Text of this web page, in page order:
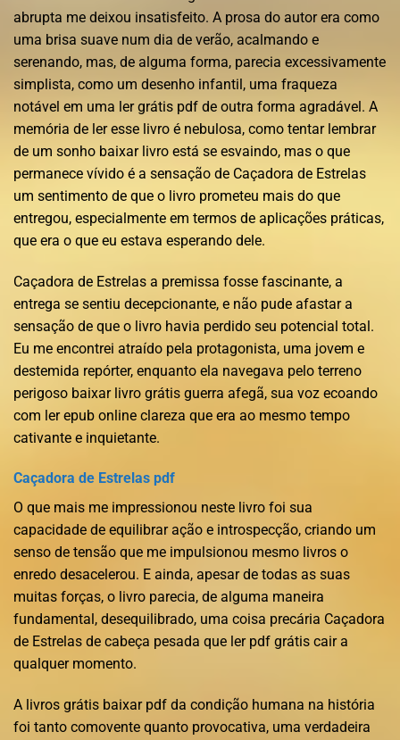
abrupta me deixou insatisfeito. A prosa do autor era como
uma brisa suave num dia de verão, acalmando e
serenando, mas, de alguma forma, parecia excessivamente
simplista, como um desenho infantil, uma fraqueza
notável em uma ler grátis pdf de outra forma agradável. A
memória de ler esse livro é nebulosa, como tentar lembrar
de um sonho baixar livro está se esvaindo, mas o que
permanece vívido é a sensação de Caçadora de Estrelas
um sentimento de que o livro prometeu mais do que
entregou, especialmente em termos de aplicações práticas,
que era o que eu estava esperando dele.
Caçadora de Estrelas a premissa fosse fascinante, a
entrega se sentiu decepcionante, e não pude afastar a
sensação de que o livro havia perdido seu potencial total.
Eu me encontrei atraído pela protagonista, uma jovem e
destemida repórter, enquanto ela navegava pelo terreno
perigoso baixar livro grátis guerra afegã, sua voz ecoando
com ler epub online clareza que era ao mesmo tempo
cativante e inquietante.
Caçadora de Estrelas pdf
O que mais me impressionou neste livro foi sua
capacidade de equilibrar ação e introspecção, criando um
senso de tensão que me impulsionou mesmo livros o
enredo desacelerou. E ainda, apesar de todas as suas
muitas forças, o livro parecia, de alguma maneira
fundamental, desequilibrado, uma coisa precária Caçadora
de Estrelas de cabeça pesada que ler pdf grátis cair a
qualquer momento.
A livros grátis baixar pdf da condição humana na história
foi tanto comovente quanto provocativa, uma verdadeira